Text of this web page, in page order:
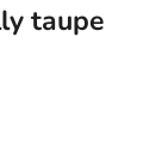
taupe